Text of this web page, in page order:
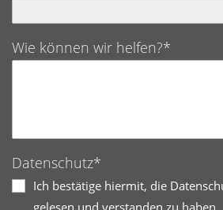
Wie können wir helfen?*
Datenschutz*
Ich bestätige hiermit, die